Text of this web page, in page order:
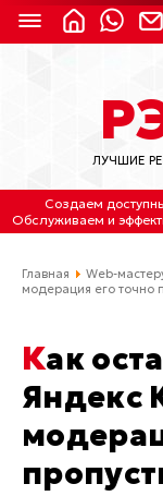
ЛУЧШИЕ
Создаем
Обслуживаем и
Главная Web-
модерация его точно
Как оставить отзыв на
Яндекс